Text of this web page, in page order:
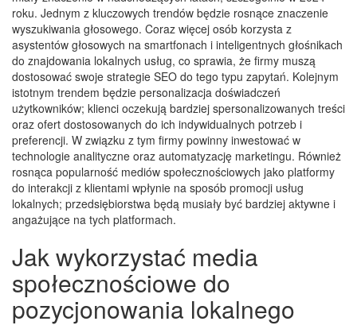
roku. Jednym z kluczowych trendów będzie rosnące znaczenie
wyszukiwania głosowego. Coraz więcej osób korzysta z
asystentów głosowych na smartfonach i inteligentnych głośnikach
do znajdowania lokalnych usług, co sprawia, że firmy muszą
dostosować swoje strategie SEO do tego typu zapytań. Kolejnym
istotnym trendem będzie personalizacja doświadczeń
użytkowników; klienci oczekują bardziej spersonalizowanych treści
oraz ofert dostosowanych do ich indywidualnych potrzeb i
preferencji. W związku z tym firmy powinny inwestować w
technologie analityczne oraz automatyzację marketingu. Również
rosnąca popularność mediów społecznościowych jako platformy
do interakcji z klientami wpłynie na sposób promocji usług
lokalnych; przedsiębiorstwa będą musiały być bardziej aktywne i
angażujące na tych platformach.
Jak wykorzystać media
społecznościowe do
pozycjonowania lokalnego